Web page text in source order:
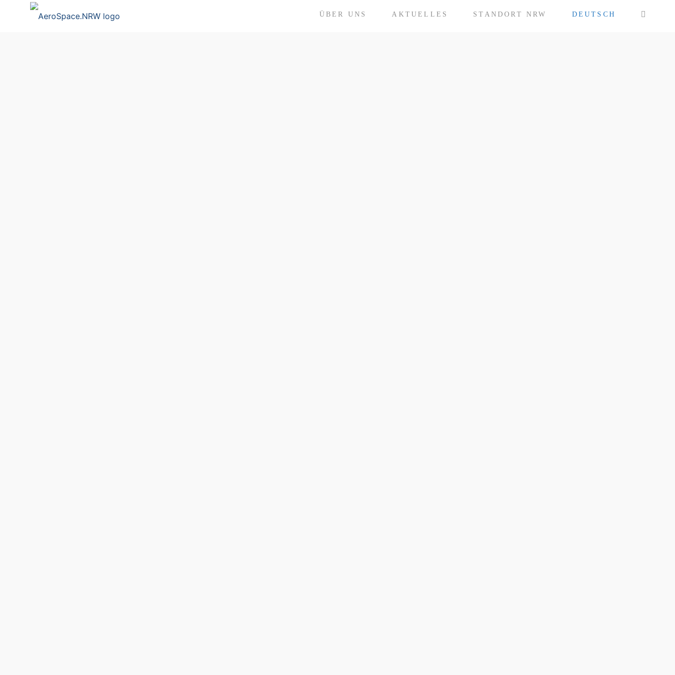
ÜBER UNS AKTUELLES STANDORT NRW DEUTSCH